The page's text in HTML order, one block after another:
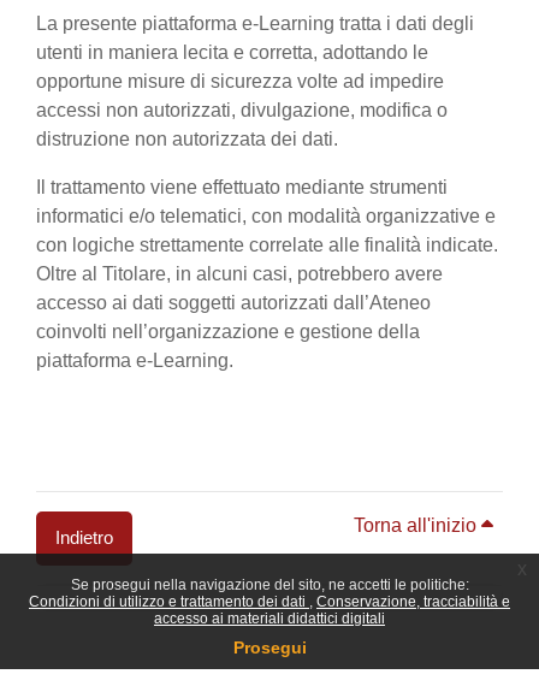
Se prosegui nella navigazione del sito, ne accetti le politiche:
Condizioni di utilizzo e trattamento dei dati
Conservazione, tracciabilità e
accesso ai materiali didattici digitali
Prosegui
La presente piattaforma e-Learning tratta i dati degli
utenti in maniera lecita e corretta, adottando le
opportune misure di sicurezza volte ad impedire
accessi non autorizzati, divulgazione, modifica o
distruzione non autorizzata dei dati.
Il trattamento viene effettuato mediante strumenti
informatici e/o telematici, con modalità organizzative e
con logiche strettamente correlate alle finalità indicate.
Oltre al Titolare, in alcuni casi, potrebbero avere
accesso ai dati soggetti autorizzati dall’Ateneo
coinvolti nell’organizzazione e gestione della
piattaforma e-Learning.
Indietro
Torna all'inizio
Blocchi